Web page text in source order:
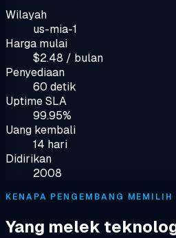
Wilayah
us-mia-1
Harga mulai
$2.48 / bulan
Penyediaan
60 detik
Uptime SLA
99.95%
Uang kembali
14 hari
Didirikan
2008
KENAPA PENGEMBANG MEMILIH
Yang melek